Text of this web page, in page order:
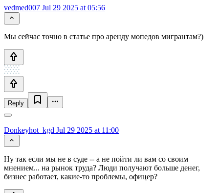
vedmed007 Jul 29 2025 at 05:56
Мы сейчас точно в статье про аренду мопедов мигрантам?)
Reply
Donkeyhot_kgd Jul 29 2025 at 11:00
Ну так если мы не в суде -- а не пойти ли вам со своим
мнением... на рынок труда? Люди получают больше денег,
бизнес работает, какие-то проблемы, офицер?